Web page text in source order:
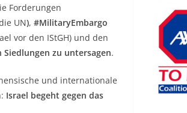
Forderungen
UN), #MilitaryEmbargo
vor den IStGH) und den
zu untersagen.
und internationale
Israel begeht gegen das